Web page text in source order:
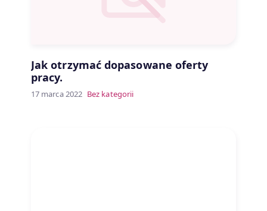
Jak otrzymać dopasowane oferty
pracy.
17 marca 2022 Bez kategorii